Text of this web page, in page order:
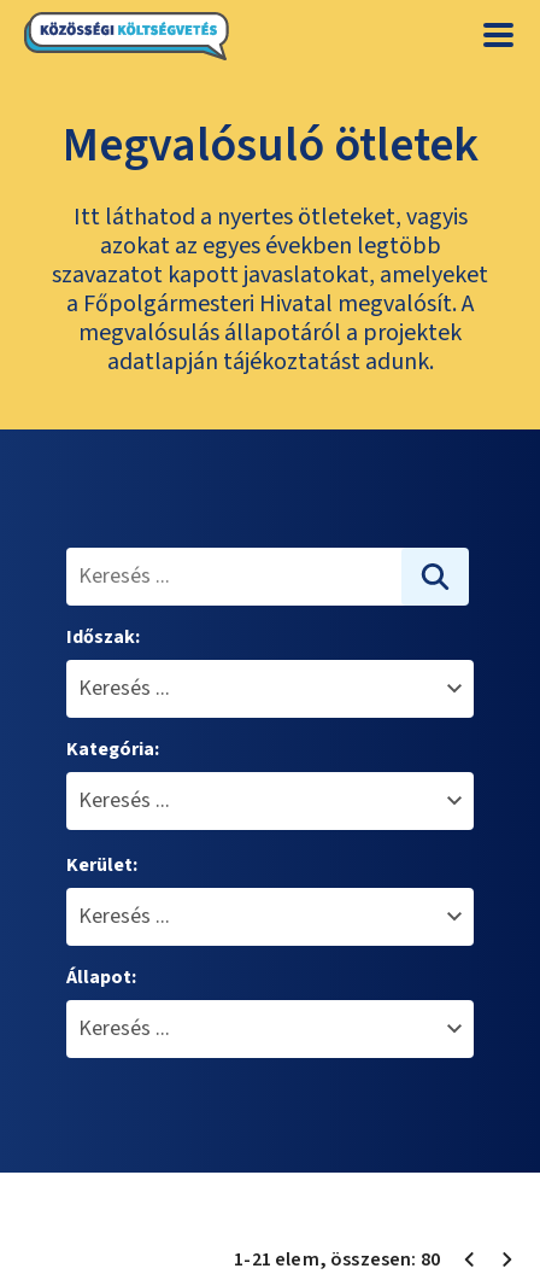
Megvalósuló ötletek
Itt láthatod a nyertes ötleteket, vagyis
azokat az egyes években legtöbb
szavazatot kapott javaslatokat, amelyeket
a Főpolgármesteri Hivatal megvalósít. A
megvalósulás állapotáról a projektek
adatlapján tájékoztatást adunk.
Időszak:
Kategória:
Kerület:
Állapot:
1-21 elem, összesen: 80